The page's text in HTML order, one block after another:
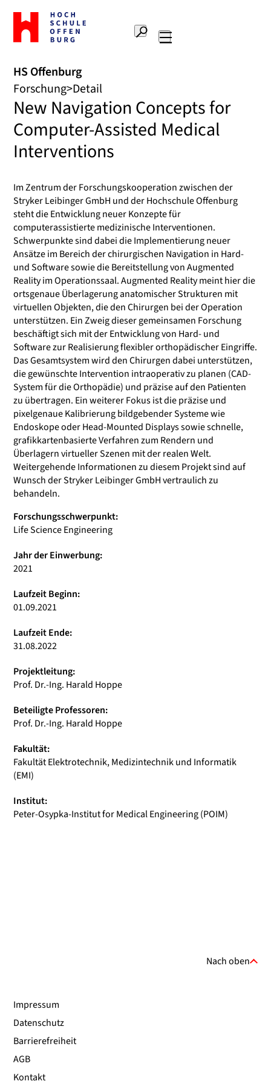
Zur
Startseite
Hochschule
Suche
HS Offenburg
Forschung Detail
New Navigation Concepts for
Computer-Assisted Medical
Interventions
Im Zentrum der Forschungskooperation zwischen der
Stryker Leibinger GmbH und der Hochschule Offenburg
steht die Entwicklung neuer Konzepte für
computerassistierte medizinische Interventionen.
Schwerpunkte sind dabei die Implementierung neuer
Ansätze im Bereich der chirurgischen Navigation in Hard-
und Software sowie die Bereitstellung von Augmented
Reality im Operationssaal. Augmented Reality meint hier die
ortsgenaue Überlagerung anatomischer Strukturen mit
virtuellen Objekten, die den Chirurgen bei der Operation
unterstützen. Ein Zweig dieser gemeinsamen Forschung
beschäftigt sich mit der Entwicklung von Hard- und
Software zur Realisierung flexibler orthopädischer Eingriffe.
Das Gesamtsystem wird den Chirurgen dabei unterstützen,
die gewünschte Intervention intraoperativ zu planen (CAD-
System für die Orthopädie) und präzise auf den Patienten
zu übertragen. Ein weiterer Fokus ist die präzise und
pixelgenaue Kalibrierung bildgebender Systeme wie
Endoskope oder Head-Mounted Displays sowie schnelle,
grafikkartenbasierte Verfahren zum Rendern und
Überlagern virtueller Szenen mit der realen Welt.
Weitergehende Informationen zu diesem Projekt sind auf
Wunsch der Stryker Leibinger GmbH vertraulich zu
behandeln.
Forschungsschwerpunkt:
Life Science Engineering
Jahr der Einwerbung:
2021
Laufzeit Beginn:
01.09.2021
Laufzeit Ende:
31.08.2022
Projektleitung:
Prof. Dr.-Ing. Harald Hoppe
Beteiligte Professoren:
Prof. Dr.-Ing. Harald Hoppe
Fakultät:
Fakultät Elektrotechnik, Medizintechnik und Informatik
(EMI)
Institut:
Peter-Osypka-Institut for Medical Engineering (POIM)
Nach oben
Impressum
Datenschutz
Barrierefreiheit
AGB
Kontakt